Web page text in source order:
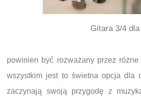
Gitara 3/4
powinien być rozważany przez
wszystkim jest to świetna opcja dla
zaczynają swoją przygodę z